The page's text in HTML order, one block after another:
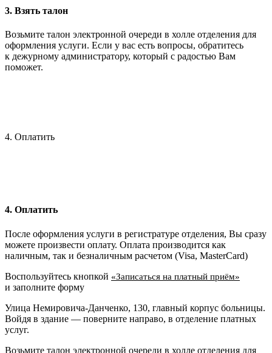
3. Взять талон
Возьмите талон электронной очереди в холле отделения для
оформления услуги. Если у вас есть вопросы, обратитесь
к дежурному администратору, который с радостью Вам
поможет.
4. Оплатить
4. Оплатить
После оформления услуги в регистратуре отделения, Вы сразу
можете произвести оплату. Оплата производится как
наличным, так и безналичным расчетом (Visa, MasterCard)
Воспользуйтесь кнопкой «Записаться на платный приём»
и заполните форму
Улица Немировича-Данченко, 130, главный корпус больницы.
Войдя в здание — поверните направо, в отделение платных
услуг.
Возьмите талон электронной очереди в холле отделения для